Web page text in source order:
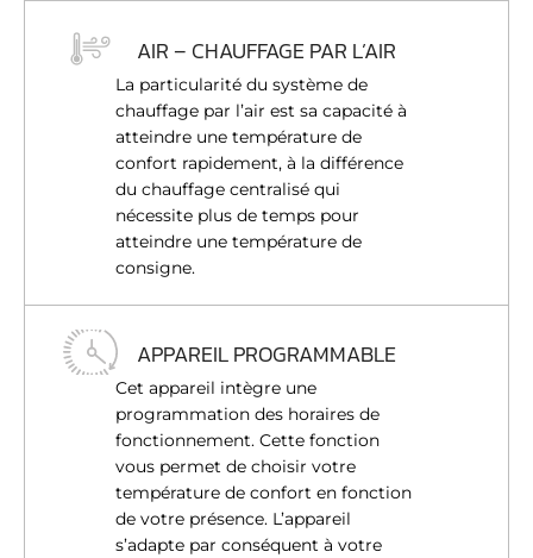
AIR – CHAUFFAGE PAR L’AIR
La particularité du système de
chauffage par l’air est sa capacité à
atteindre une température de
confort rapidement, à la différence
du chauffage centralisé qui
nécessite plus de temps pour
atteindre une température de
consigne.
APPAREIL PROGRAMMABLE
Cet appareil intègre une
programmation des horaires de
fonctionnement. Cette fonction
vous permet de choisir votre
température de confort en fonction
de votre présence. L’appareil
s’adapte par conséquent à votre